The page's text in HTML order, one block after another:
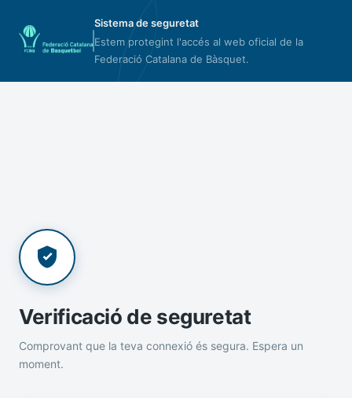
Sistema de seguretat
Estem protegint l'accés al web oficial de la
Federació Catalana de Bàsquet.
Verificació de seguretat
Comprovant que la teva connexió és segura. Espera un
moment.